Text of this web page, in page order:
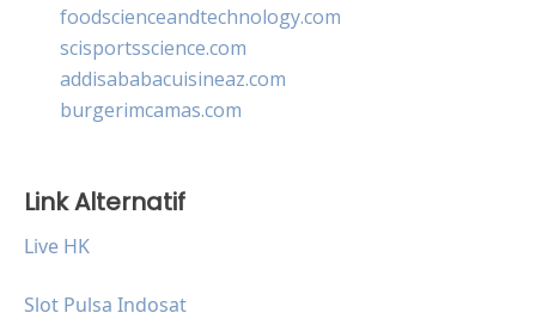
foodscienceandtechnology.com
scisportsscience.com
addisababacuisineaz.com
burgerimcamas.com
Link Alternatif
Live HK
Slot Pulsa Indosat